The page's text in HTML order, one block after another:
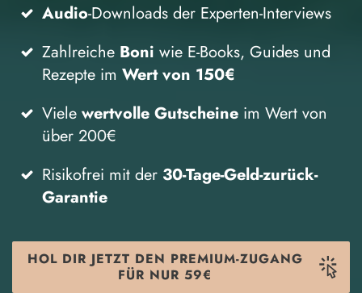
Audio-Downloads der Experten-Interviews
Zahlreiche Boni wie E-Books, Guides und
Rezepte im Wert von 150€
Viele wertvolle Gutscheine im Wert von
über 200€
Risikofrei mit der 30-Tage-Geld-zurück-
Garantie
HOL DIR JETZT DEN PREMIUM-ZUGANG
FÜR NUR 59€